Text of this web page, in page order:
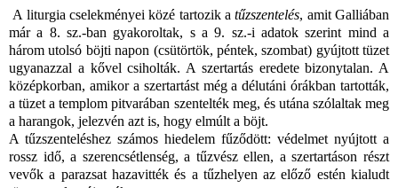
A liturgia cselekményei közé tartozik a tűzszentelés, amit Galliában
már a 8. sz.-ban gyakoroltak, s a 9. sz.-i adatok szerint mind a
három utolsó böjti napon (csütörtök, péntek, szombat) gyújtott tüzet
ugyanazzal a kővel csiholták. A szertartás eredete bizonytalan. A
középkorban, amikor a szertartást még a délutáni órákban tartották,
a tüzet a templom pitvarában szentelték meg, és utána szólaltak meg
a harangok, jelezvén azt is, hogy elmúlt a böjt.
A tűzszenteléshez számos hiedelem fűződött: védelmet nyújtott a
rossz idő, a szerencsétlenség, a tűzvész ellen, a szertartáson részt
vevők a parazsat hazavitték és a tűzhelyen az előző estén kialudt